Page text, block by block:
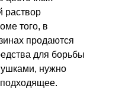
раствор
того, в
продаются
для борьбы
нужно